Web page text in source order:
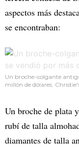
aspectos más
se encontraban:
Un broche-colgante
millón de dólares.
Un broche de plata
rubí de talla
diamantes de talla